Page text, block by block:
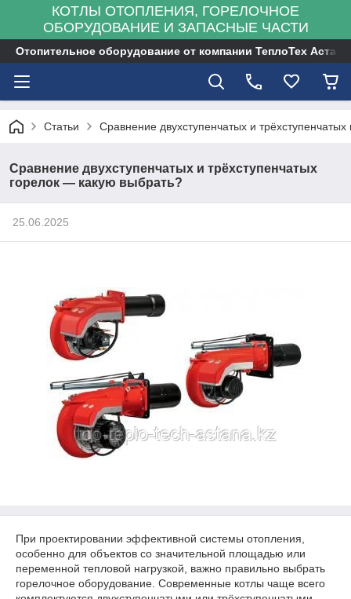
КОТЛЫ ОТОПЛЕНИЯ, ГОРЕЛОЧНОЕ
ОБОРУДОВАНИЕ И ЗАПАСНЫЕ ЧАСТИ
Отопительное оборудование от компании ТеплоТех Астана
Статьи Сравнение двухступенчатых и
Сравнение двухступенчатых и трёхступенчатых
горелок — какую выбрать?
25.06.2025
При проектировании эффективной системы отопления,
особенно для объектов со значительной площадью или
переменной тепловой нагрузкой, важно правильно выбрать
горелочное оборудование. Современные котлы чаще всего